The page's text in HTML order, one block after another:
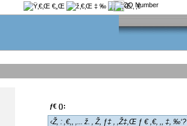
ƒ€ ():
‹Ž‚ : ‚€‚, ‚... ž. ‚ Ž, ƒ‡ ‚ ‚Ž‡‚Œ ƒ € ‚€‚ ‚, ‡‚ ‰‘?